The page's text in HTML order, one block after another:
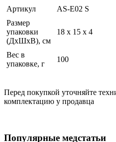
Артикул
AS-E02 S
Размер
упаковки
(ДхШхВ), см
18 x 15 x 4
Вес в
упаковке, г
100
Перед покупкой уточняйте
комплектацию у продавца
Популярные медстатьи